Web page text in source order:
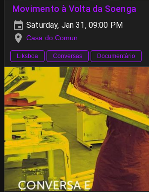
Movimento à Volta da Soenga
Saturday, Jan 31, 09:00 PM
Casa do Comun
Liksboa Conversas Documentário